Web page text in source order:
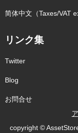
简体中文（Taxes/VAT
リンク集
Twitter
Blog
お問合せ
copyright ©